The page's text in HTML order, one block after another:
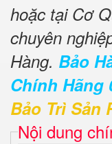
hoặc tại Cơ
chuyên
Hàng. Bảo
Chính Hãng
Bảo Trì Sản
Nội dung